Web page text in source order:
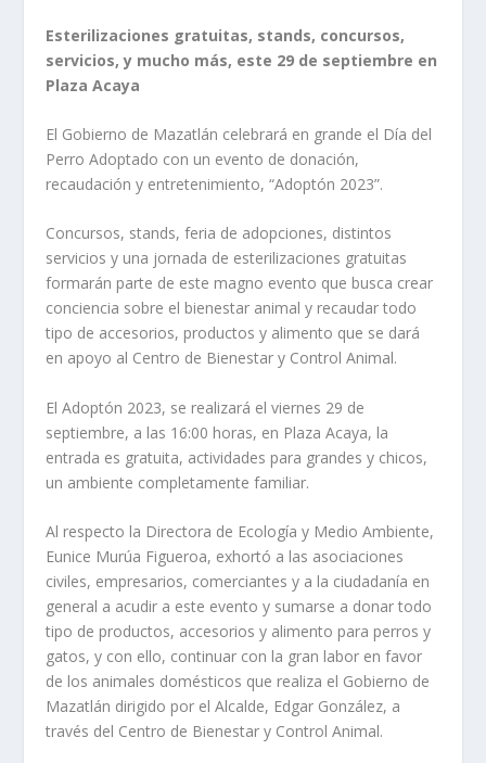
Esterilizaciones gratuitas, stands, concursos,
servicios, y mucho más, este 29 de septiembre en
Plaza Acaya
El Gobierno de Mazatlán celebrará en grande el Día del
Perro Adoptado con un evento de donación,
recaudación y entretenimiento, “Adoptón 2023”.
Concursos, stands, feria de adopciones, distintos
servicios y una jornada de esterilizaciones gratuitas
formarán parte de este magno evento que busca crear
conciencia sobre el bienestar animal y recaudar todo
tipo de accesorios, productos y alimento que se dará
en apoyo al Centro de Bienestar y Control Animal.
El Adoptón 2023, se realizará el viernes 29 de
septiembre, a las 16:00 horas, en Plaza Acaya, la
entrada es gratuita, actividades para grandes y chicos,
un ambiente completamente familiar.
Al respecto la Directora de Ecología y Medio Ambiente,
Eunice Murúa Figueroa, exhortó a las asociaciones
civiles, empresarios, comerciantes y a la ciudadanía en
general a acudir a este evento y sumarse a donar todo
tipo de productos, accesorios y alimento para perros y
gatos, y con ello, continuar con la gran labor en favor
de los animales domésticos que realiza el Gobierno de
Mazatlán dirigido por el Alcalde, Edgar González, a
través del Centro de Bienestar y Control Animal.